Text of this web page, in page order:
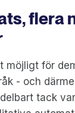
flera
möjligt för
- och
tack